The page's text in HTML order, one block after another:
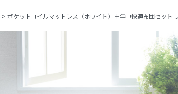
> ポケットコイルマットレス（ホワイト）＋年中快適布団セット